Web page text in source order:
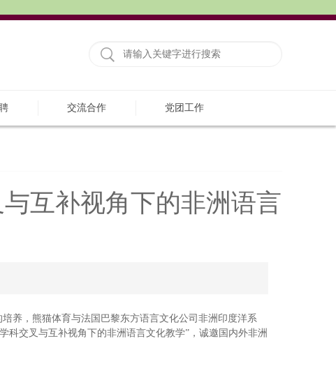
交流合作 党团工作
互补视角下的非洲语言
养，熊猫体育与法国巴黎东方语言文化公司非洲印度洋系
科交叉与互补视角下的非洲语言文化教学”，诚邀国内外非洲